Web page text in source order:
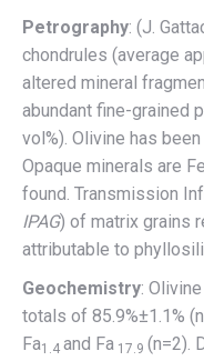
Petrography: (J.
chondrules (average
altered mineral
abundant fine-grained
vol%). Olivine has
Opaque minerals are
found. Transmission
IPAG) of matrix grains
attributable to
Geochemistry:
totals of 85.9%±1.1%
Fa1.4 and Fa 17.9 (n=2).